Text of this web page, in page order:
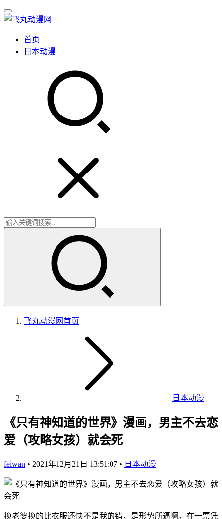
首页
日本动漫
飞丸动漫网首页
日本动漫
《只有神知道的世界》漫画，男主不去恋
爱（攻略女孩）就会死
feiwan • 2021年12月21日 13:51:07 • 日本动漫
换老婆换的比衣服还快不是我的错，是形势所逼啊。在一票凭